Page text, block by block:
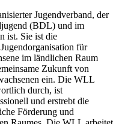
Jugendverband, der
(BDL) und im
ist. Sie ist die
für
im ländlichen Raum
Zukunft von
ein. Die WLL
durch, ist
und erstrebt die
Förderung und